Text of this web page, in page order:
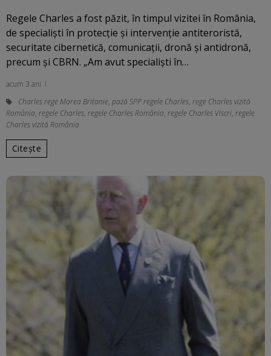
Regele Charles a fost păzit, în timpul vizitei în România,
de specialiști în protecție și intervenție antiteroristă,
securitate cibernetică, comunicații, dronă și antidronă,
precum și CBRN. „Am avut specialiști în…
acum 3 ani
Charles rege Marea Britanie, pază SPP regele Charles, rege Charles vizită
România, regele Charles, regele Charles România, regele Charles Viscri, regele
Charles vizită România
Citește